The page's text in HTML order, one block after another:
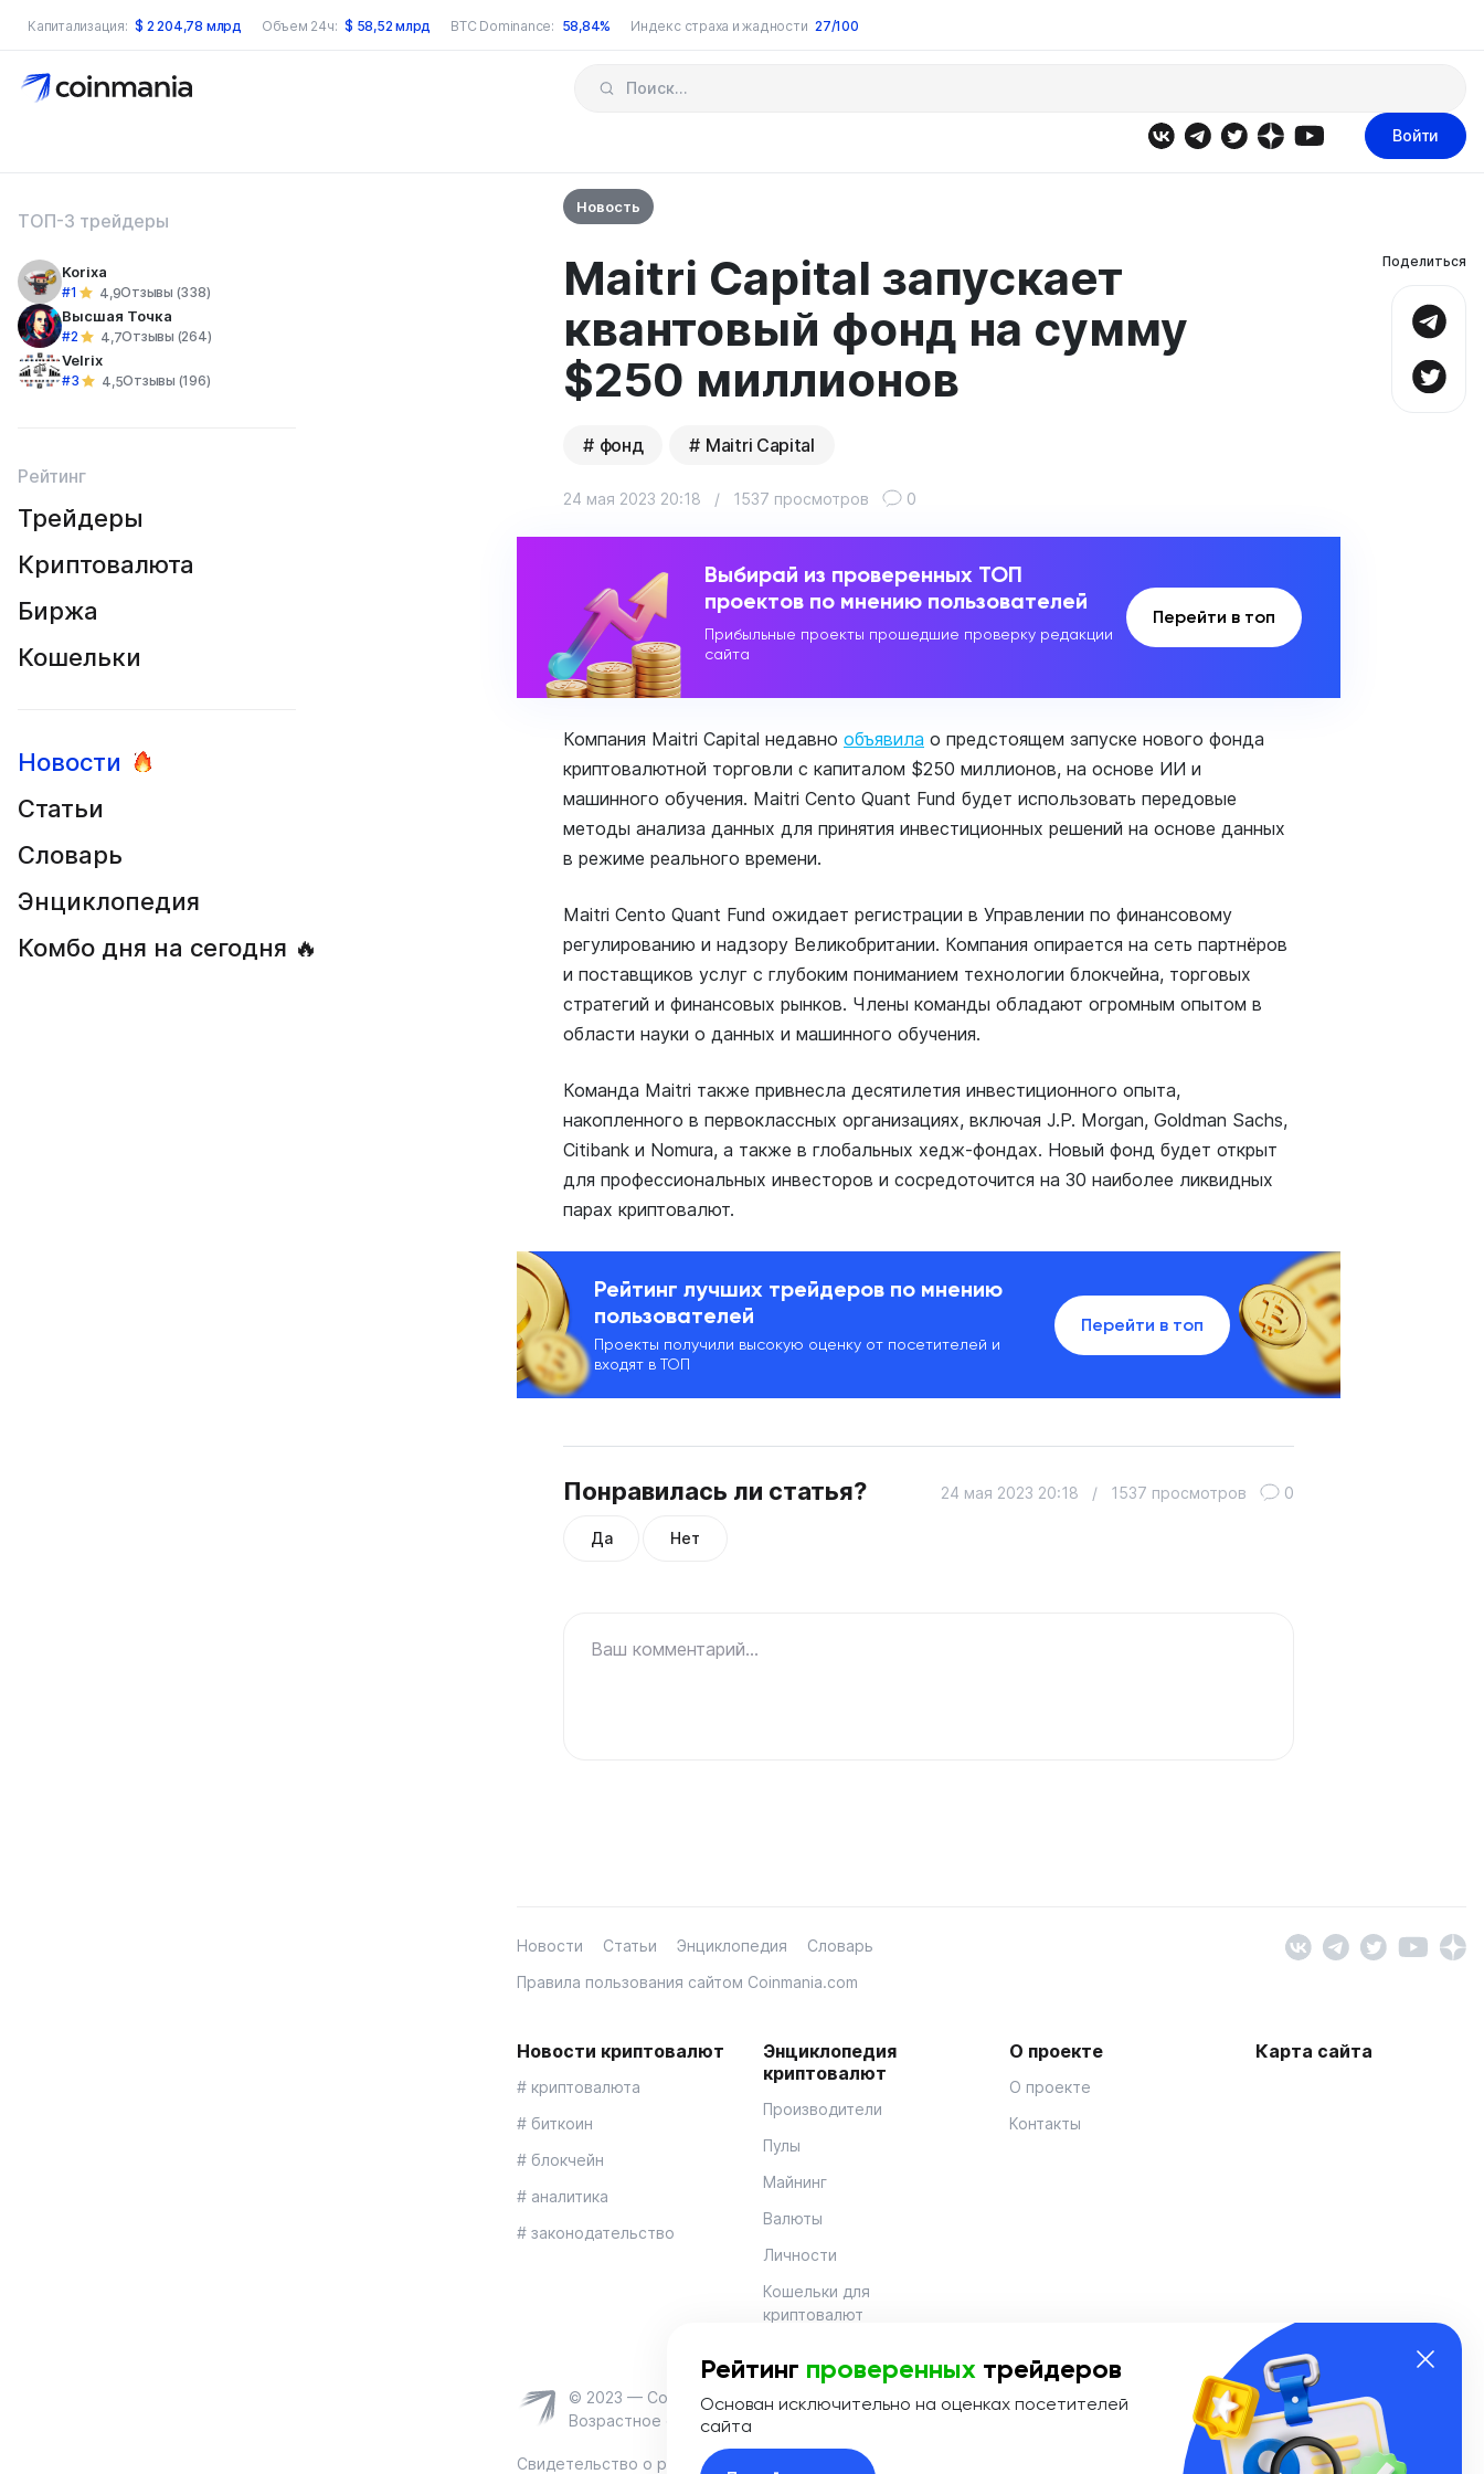
Капитализация: $ 2 204,78 млрд Объем 24ч: $ 58,52 млрд BTC Dominance: 58,84% Индекс страха и жадности 27/100
по сайту
Войти
ТОП-3 трейдеры
Korixa
#1 4,9Отзывы (338)
Высшая Точка
#2 4,7Отзывы (264)
Velrix
#3 4,5Отзывы (196)
Рейтинг
Трейдеры
Криптовалюта
Биржа
Кошельки
Новости
Статьи
Словарь
Энциклопедия
Комбо дня на сегодня 🔥
Новость
Maitri Capital запускает
квантовый фонд на сумму
$250 миллионов
фонд Maitri Capital
24 мая 2023 20:18 / 1537 просмотров 0
Выбирай из проверенных ТОП
проектов по мнению пользователей
Прибыльные проекты прошедшие проверку редакции
сайта
Перейти в топ
Компания Maitri Capital недавно объявила о предстоящем запуске нового фонда
криптовалютной торговли с капиталом $250 миллионов, на основе ИИ и
машинного обучения. Maitri Cento Quant Fund будет использовать передовые
методы анализа данных для принятия инвестиционных решений на основе данных
в режиме реального времени.
Maitri Cento Quant Fund ожидает регистрации в Управлении по финансовому
регулированию и надзору Великобритании. Компания опирается на сеть партнёров
и поставщиков услуг с глубоким пониманием технологии блокчейна, торговых
стратегий и финансовых рынков. Члены команды обладают огромным опытом в
области науки о данных и машинного обучения.
Команда Maitri также привнесла десятилетия инвестиционного опыта,
накопленного в первоклассных организациях, включая J.P. Morgan, Goldman Sachs,
Citibank и Nomura, а также в глобальных хедж-фондах. Новый фонд будет открыт
для профессиональных инвесторов и сосредоточится на 30 наиболее ликвидных
парах криптовалют.
Рейтинг лучших трейдеров по мнению
пользователей
Проекты получили высокую оценку от посетителей и
входят в ТОП
Перейти в топ
Понравилась ли статья?
Да Нет
24 мая 2023 20:18 / 1537 просмотров 0
Ваш комментарий...
Поделиться
Новости Статьи Энциклопедия
Словарь
Правила пользования сайтом Coinmania.com
Новости криптовалют
# криптовалюта
# биткоин
# блокчейн
# аналитика
# законодательство
Энциклопедия
криптовалют
Производители
Пулы
Майнинг
Валюты
Личности
Кошельки для
криптовалют
О проекте
О проекте
Контакты
Карта сайта
© 2023 — Coinmania
Возрастное ограничение 16+
Свидетельство о регистрации средства массовой информации Эл № ФС 77-74908 от «25» января 2019 г. Выдано
Рейтинг проверенных трейдеров
Основан исключительно на оценках посетителей
сайта